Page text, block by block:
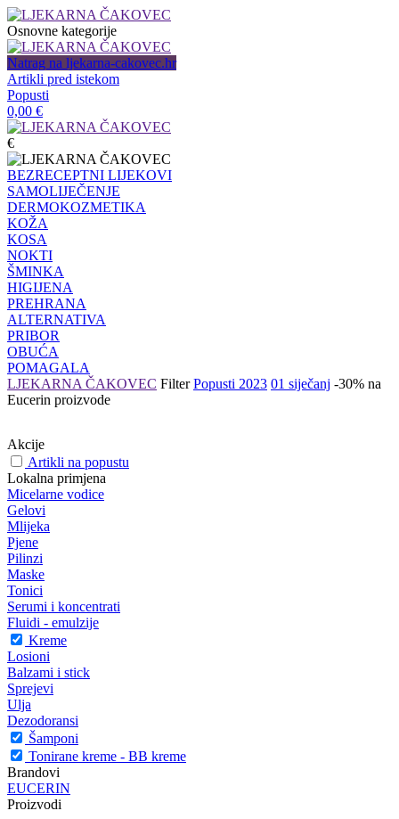
Osnovne kategorije
Natrag na ljekarna-cakovec.hr
Artikli pred istekom
Popusti
0,00 €
€
BEZRECEPTNI LIJEKOVI
SAMOLIJEČENJE
DERMOKOZMETIKA
KOŽA
KOSA
NOKTI
ŠMINKA
HIGIJENA
PREHRANA
ALTERNATIVA
PRIBOR
OBUĆA
POMAGALA
LJEKARNA ČAKOVEC Filter Popusti 2023 01 siječanj -30% na
Eucerin proizvode
Akcije
Artikli na popustu
Lokalna primjena
Micelarne vodice
Gelovi
Mlijeka
Pjene
Pilinzi
Maske
Tonici
Serumi i koncentrati
Fluidi - emulzije
Kreme
Losioni
Balzami i stick
Sprejevi
Ulja
Dezodoransi
Šamponi
Tonirane kreme - BB kreme
Brandovi
EUCERIN
Proizvodi